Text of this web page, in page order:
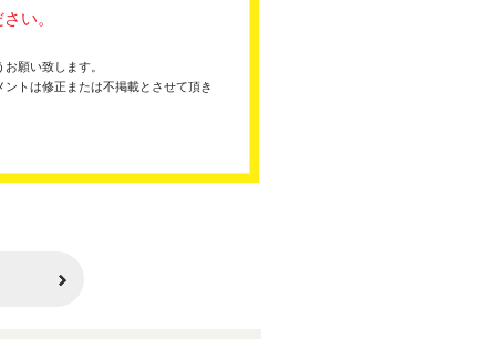
い。
願い致します。
トは修正または不掲載とさせて頂き